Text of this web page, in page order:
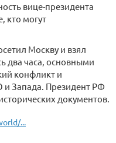
вице-президента
кто могут
Москву и взял
два часа, основными
конфликт и
Запада. Президент РФ
документов.
...